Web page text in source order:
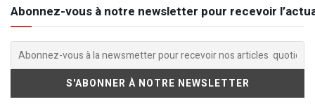
Abonnez-vous à notre newsletter pour recevoir